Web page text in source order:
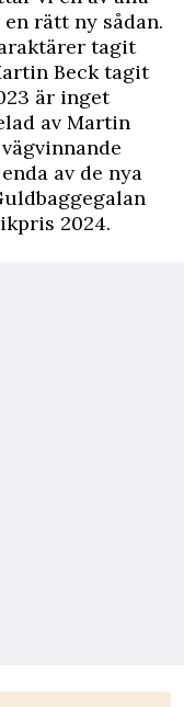
rätt ny sådan.
tagit
Beck tagit
är inget
av Martin
av de nya
2024.